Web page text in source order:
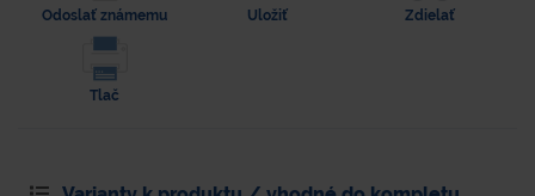
Odoslať známemu Uložiť Zdielať
Tlač